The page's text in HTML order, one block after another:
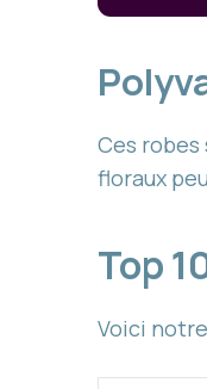
Ces
floraux
Top
Voici